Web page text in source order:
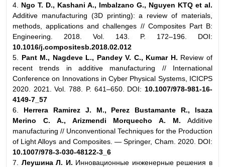
4.
Ngo T. D., Kashani A., Imbalzano G., Nguyen KTQ et al.
Additive manufacturing (3D printing): a review of materials,
methods, applications and challenges // Composites Part B:
Engineering. 2018. Vol. 143. P. 172–196. DOI:
10.1016/j.compositesb.2018.02.012
5. Pant M., Nagdeve L., Pandey V. C., Kumar H. Review of
recent trends in additive manufacturing // International
Conference on Innovations in Cyber Physical Systems, ICICPS
2020. 2021. Vol. 788. P. 641–650. DOI: 10.1007/978-981-16-
4149-7_57
6. Herrera Ramirez J. M., Perez Bustamante R., Isaza
Merino C. A., Arizmendi Morquecho A. M. Additive
manufacturing // Unconventional Techniques for the Production
of Light Alloys and Composites. — Springer, Cham. 2020. DOI:
10.1007/978-3-030-48122-3_6
7. Леушина Л. И. Инновационные инженерные решения в